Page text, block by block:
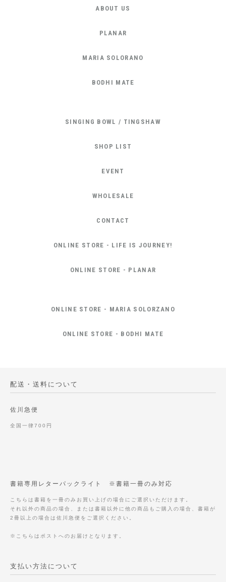
ABOUT US
PLANAR
MARIA SOLORANO
BODHI MATE
SINGING BOWL / TINGSHAW
SHOP LIST
EVENT
WHOLESALE
CONTACT
ONLINE STORE - LIFE IS JOURNEY!
ONLINE STORE - PLANAR
ONLINE STORE - MARIA SOLORZANO
ONLINE STORE - BODHI MATE
配送・送料について
佐川急便
全国一律700円
書籍専用レターパックライト ※書籍一冊のみ対応
こちらは書籍を一冊のみお買い上げの場合にご選択いただけます。
それ以外の商品の場合、または書籍以外に他の商品もご購入の場合、書籍が
2冊以上の場合は佐川急便をご選択ください。
※こちらはポストへのお届けとなります。
支払い方法について